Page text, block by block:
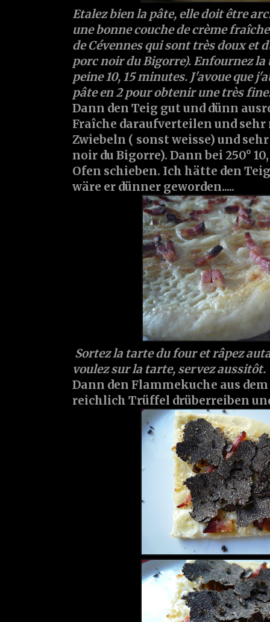
Etalez bien la pâte, elle doit être
une bonne couche de crème
de Cévennes qui sont très doux et
porc noir du Bigorre). Enfournez la
peine 10, 15 minutes. J'avoue que
pâte en 2 pour obtenir une très
Dann den Teig gut und dünn
Fraîche daraufverteilen und sehr
Zwiebeln ( sonst weisse) und
noir du Bigorre). Dann bei 250°
Ofen schieben. Ich hätte den
wäre er dünner geworden.....
Sortez la tarte du four et râpez
voulez sur la tarte, servez aussitôt.
Dann den Flammekuche aus
reichlich Trüffel drüberreiben